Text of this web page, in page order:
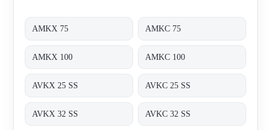
AMKX 75 AMKC 75
AMKX 100 AMKC 100
AVKX 25 SS AVKC 25 SS
AVKX 32 SS AVKC 32 SS